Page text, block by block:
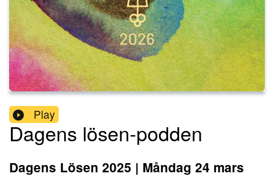
Play
Dagens lösen-podden
Dagens Lösen 2025 | Måndag 24 mars